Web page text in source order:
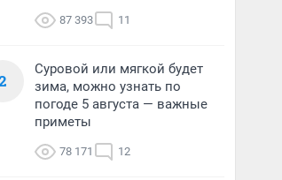
87 393 11
Суровой или мягкой будет
зима, можно узнать по
погоде 5 августа — важные
приметы
78 171 12